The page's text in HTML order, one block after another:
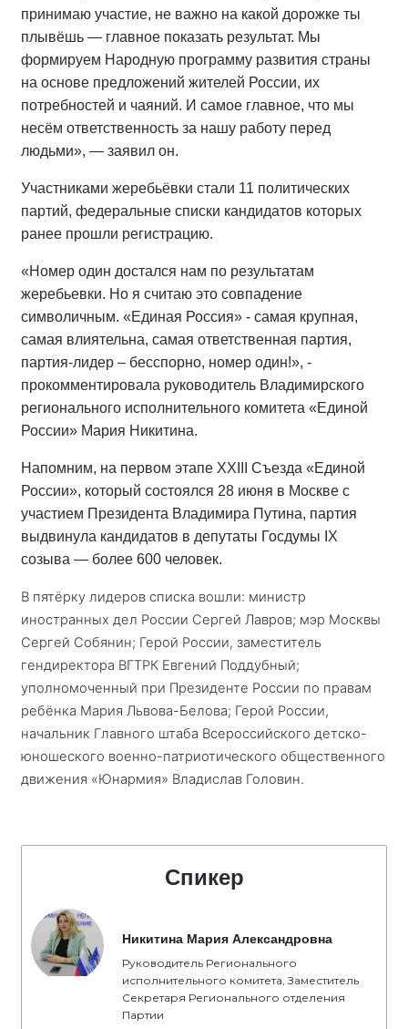
принимаю участие, не важно на какой дорожке ты
плывёшь — главное показать результат. Мы
формируем Народную программу развития страны
на основе предложений жителей России, их
потребностей и чаяний. И самое главное, что мы
несём ответственность за нашу работу перед
людьми», — заявил он.
Участниками жеребьёвки стали 11 политических
партий, федеральные списки кандидатов которых
ранее прошли регистрацию.
«Номер один достался нам по результатам
жеребьевки. Но я считаю это совпадение
символичным. «Единая Россия» - самая крупная,
самая влиятельна, самая ответственная партия,
партия-лидер – бесспорно, номер один!», -
прокомментировала руководитель Владимирского
регионального исполнительного комитета «Единой
России» Мария Никитина.
Напомним, на первом этапе XXIII Съезда «Единой
России», который состоялся 28 июня в Москве с
участием Президента Владимира Путина, партия
выдвинула кандидатов в депутаты Госдумы IX
созыва — более 600 человек.
В пятёрку лидеров списка вошли: министр
иностранных дел России Сергей Лавров; мэр Москвы
Сергей Собянин; Герой России, заместитель
гендиректора ВГТРК Евгений Поддубный;
уполномоченный при Президенте России по правам
ребёнка Мария Львова-Белова; Герой России,
начальник Главного штаба Всероссийского детско-
юношеского военно-патриотического общественного
движения «Юнармия» Владислав Головин.
Спикер
Никитина Мария Александровна
Руководитель Регионального
исполнительного комитета, Заместитель
Секретаря Регионального отделения
Партии